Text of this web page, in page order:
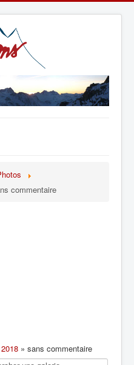
commentaire
» sans commentaire